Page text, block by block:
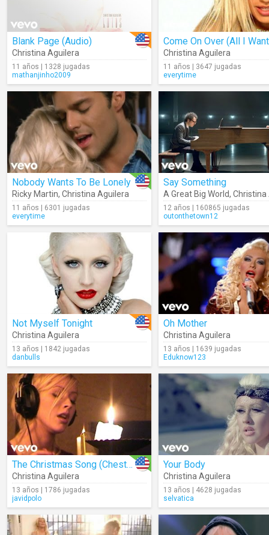
Blank Page (Audio)
Christina Aguilera
11 años | 1328 jugadas
mathanjinho2009
Christina Aguilera
11 años | 3647 jugadas
everytime
Nobody Wants To Be Lonely
Ricky Martin, Christina Aguilera
11 años | 6301 jugadas
everytime
Say Something
A Great Big World, Christina
12 años | 160865 jugadas
outonthetown12
Not Myself Tonight
Christina Aguilera
13 años | 1842 jugadas
danbulls
Oh Mother
Christina Aguilera
13 años | 1639 jugadas
Eduknow123
The Christmas Song (Chestnuts Roasting Over An Open Fire)
Christina Aguilera
13 años | 1786 jugadas
javidpolo
Your Body
Christina Aguilera
13 años | 4628 jugadas
selvatica